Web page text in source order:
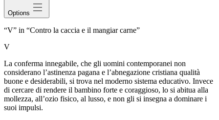
Options
“V” in “Contro la caccia e il mangiar carne”
V
La conferma innegabile, che gli uomini contemporanei non
considerano l’astinenza pagana e l’abnegazione cristiana qualità
buone e desiderabili, si trova nel moderno sistema educativo. Invece
di cercare di rendere il bambino forte e coraggioso, lo si abitua alla
mollezza, all’ozio fisico, al lusso, e non gli si insegna a dominare i
suoi impulsi.